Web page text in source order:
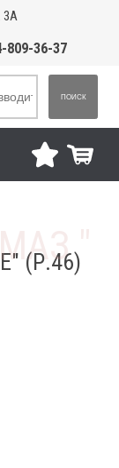
3А
809-36-37
ПОИСК
(Р.46)